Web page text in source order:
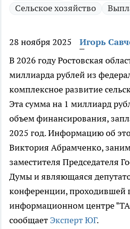
Сельское хозяйство
28 ноября 2025
Игорь
В 2026 году Ростовская
миллиарда рублей из
комплексное развитие
Эта сумма на 1 миллиард
объем финансирования,
2025 год. Информацию об
Виктория Абрамченко,
заместителя Председателя
Думы и являющаяся
конференции, проходившей
информационном центре
сообщает Эксперт ЮГ.